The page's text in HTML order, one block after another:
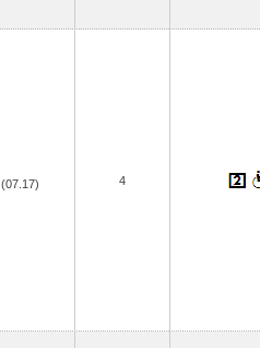
(07.17) 4